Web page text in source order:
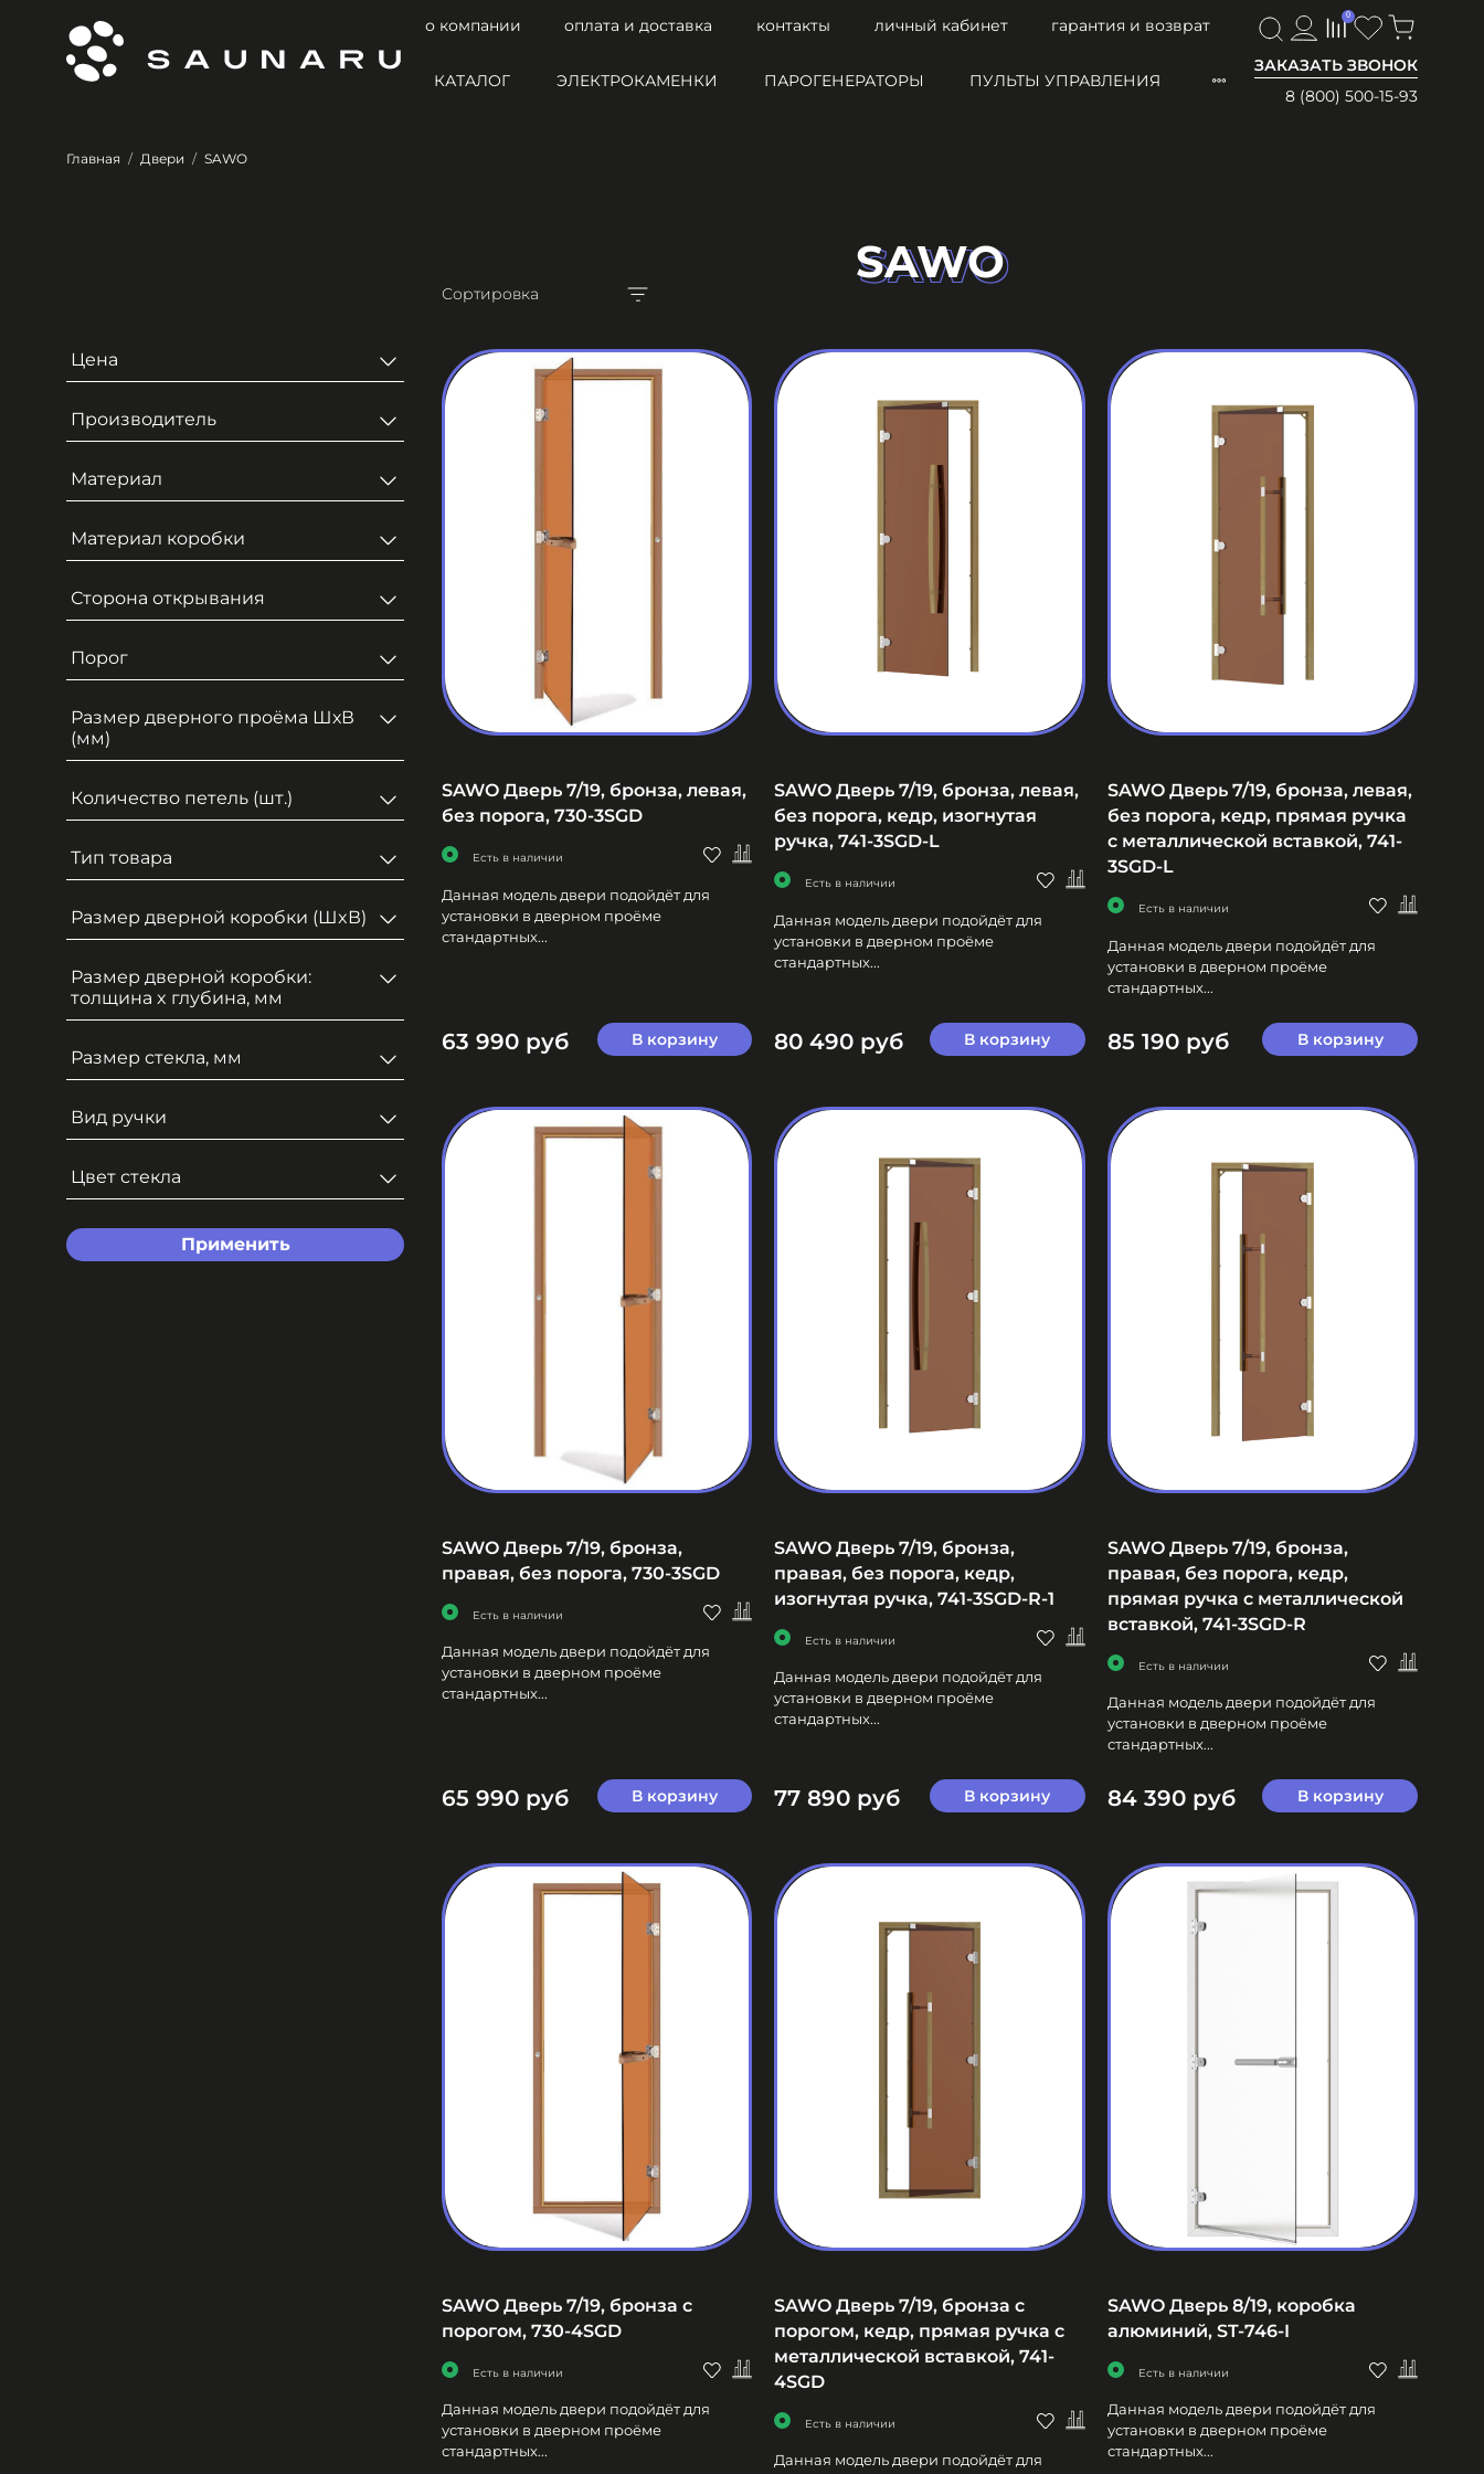
о компании оплата и доставка контакты личный кабинет
гарантия и возврат
ЗАКАЗАТЬ ЗВОНОК
8 (800) 500-15-93
0
КАТАЛОГ ЭЛЕКТРОКАМЕНКИ ПАРОГЕНЕРАТОРЫ ПУЛЬТЫ УПРАВЛЕНИЯ
Главная Двери SAWO
SAWO
SAWO
SAWO Дверь 7/19, бронза, левая,
без порога, 730-3SGD
Есть в наличии
Данная модель двери подойдёт для
установки в дверном проёме
стандартных...
63 990 руб В корзину
SAWO Дверь 7/19, бронза, левая,
без порога, кедр, изогнутая
ручка, 741-3SGD-L
Есть в наличии
Данная модель двери подойдёт для
установки в дверном проёме
стандартных...
80 490 руб В корзину
SAWO Дверь 7/19, бронза, левая,
без порога, кедр, прямая ручка
с металлической вставкой, 741-
3SGD-L
Есть в наличии
Данная модель двери подойдёт для
установки в дверном проёме
стандартных...
85 190 руб В корзину
SAWO Дверь 7/19, бронза,
правая, без порога, 730-3SGD
Есть в наличии
Данная модель двери подойдёт для
установки в дверном проёме
стандартных...
65 990 руб В корзину
SAWO Дверь 7/19, бронза,
правая, без порога, кедр,
изогнутая ручка, 741-3SGD-R-1
Есть в наличии
Данная модель двери подойдёт для
установки в дверном проёме
стандартных...
77 890 руб В корзину
SAWO Дверь 7/19, бронза,
правая, без порога, кедр,
прямая ручка с металлической
вставкой, 741-3SGD-R
Есть в наличии
Данная модель двери подойдёт для
установки в дверном проёме
стандартных...
84 390 руб В корзину
SAWO Дверь 7/19, бронза с
порогом, 730-4SGD
Есть в наличии
Данная модель двери подойдёт для
установки в дверном проёме
стандартных...
SAWO Дверь 7/19, бронза с
порогом, кедр, прямая ручка с
металлической вставкой, 741-
4SGD
Есть в наличии
Данная модель двери подойдёт для
SAWO Дверь 8/19, коробка
алюминий, ST-746-I
Есть в наличии
Данная модель двери подойдёт для
установки в дверном проёме
стандартных...
Цена
Производитель
Материал
Материал коробки
Сторона открывания
Порог
Размер дверного проёма ШхВ
(мм)
Количество петель (шт.)
Тип товара
Размер дверной коробки (ШxВ)
Размер дверной коробки:
толщина x глубина, мм
Размер стекла, мм
Вид ручки
Цвет стекла
Применить